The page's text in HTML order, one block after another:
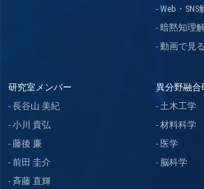
Web・SNS
暗黙知理
動画で見
研究室メンバー
長谷山 美紀
小川 貴弘
藤後 廉
前田 圭介
斉藤 直輝
異分野融合
土木工学
材料科学
医学
脳科学